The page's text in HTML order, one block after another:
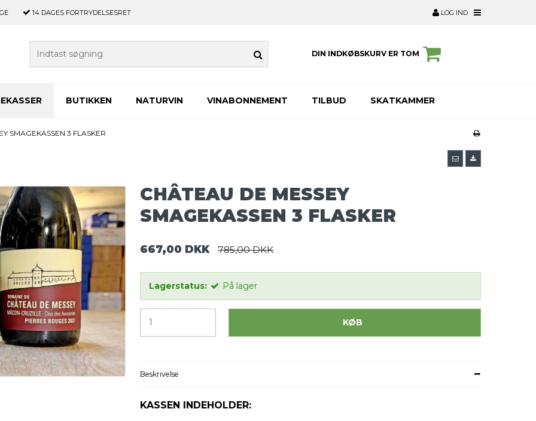
14 DAGES FORTRYDELSESRET LOG IND
DIN INDKØBSKURV ER TOM
BUTIKKEN NATURVIN VINABONNEMENT TILBUD SKATKAMMER
SMAGEKASSEN 3 FLASKER
CHÂTEAU DE MESSEY
SMAGEKASSEN 3 FLASKER
667,00 DKK 785,00 DKK
Lagerstatus: På lager
KØB
Beskrivelse
KASSEN INDEHOLDER: